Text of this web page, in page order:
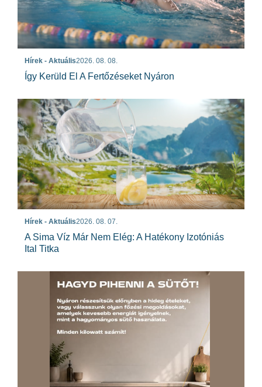
Hírek - Aktuális2026. 08. 08.
Így Kerüld El A Fertőzéseket Nyáron
Hírek - Aktuális2026. 08. 07.
A Sima Víz Már Nem Elég: A Hatékony Izotóniás
Ital Titka